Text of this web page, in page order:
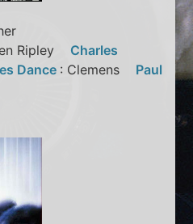
Ripley Charles
Dance : Clemens Paul